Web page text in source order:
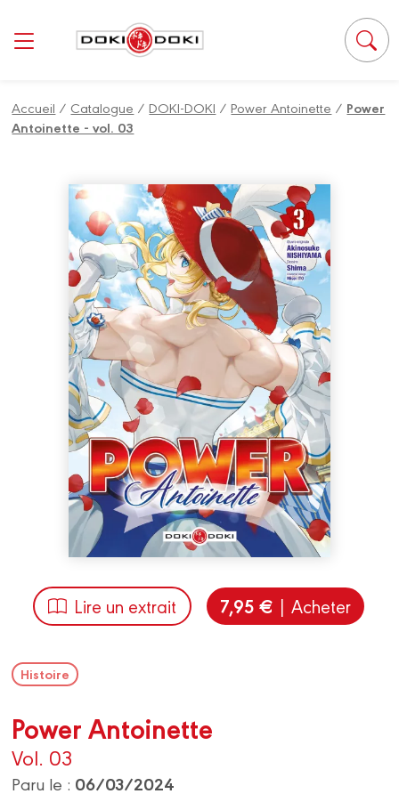
Accueil / Catalogue /DOKI-DOKI /Power Antoinette / Power
Antoinette - vol. 03
Lire un extrait 7,95 € | Acheter
Histoire
Power Antoinette
Vol. 03
Paru le : 06/03/2024